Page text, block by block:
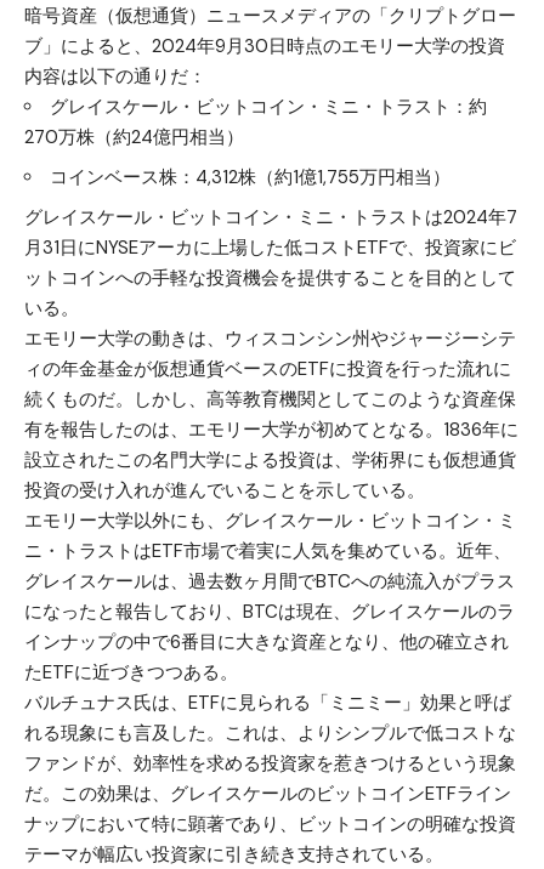
暗号資産（仮想通貨）ニュースメディアの「クリプトグロー
ブ」によると、2024年9月30日時点のエモリー大学の投資
内容は以下の通りだ：
グレイスケール・ビットコイン・ミニ・トラスト：約
270万株（約24億円相当）
コインベース株：4,312株（約1億1,755万円相当）
グレイスケール・ビットコイン・ミニ・トラストは2024年7
月31日にNYSEアーカに上場した低コストETFで、投資家にビ
ットコインへの手軽な投資機会を提供することを目的として
いる。
エモリー大学の動きは、ウィスコンシン州やジャージーシテ
ィの年金基金が仮想通貨ベースのETFに投資を行った流れに
続くものだ。しかし、高等教育機関としてこのような資産保
有を報告したのは、エモリー大学が初めてとなる。1836年に
設立されたこの名門大学による投資は、学術界にも仮想通貨
投資の受け入れが進んでいることを示している。
エモリー大学以外にも、グレイスケール・ビットコイン・ミ
ニ・トラストはETF市場で着実に人気を集めている。近年、
グレイスケールは、過去数ヶ月間でBTCへの純流入がプラス
になったと報告しており、BTCは現在、グレイスケールのラ
インナップの中で6番目に大きな資産となり、他の確立され
たETFに近づきつつある。
バルチュナス氏は、ETFに見られる「ミニミー」効果と呼ば
れる現象にも言及した。これは、よりシンプルで低コストな
ファンドが、効率性を求める投資家を惹きつけるという現象
だ。この効果は、グレイスケールのビットコインETFライン
ナップにおいて特に顕著であり、ビットコインの明確な投資
テーマが幅広い投資家に引き続き支持されている。